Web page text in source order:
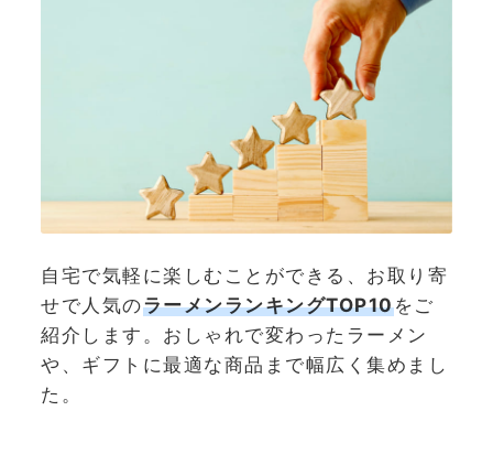
自宅で気軽に楽しむことができる、お取り寄
せで人気のラーメンランキングTOP10をご
紹介します。おしゃれで変わったラーメン
や、ギフトに最適な商品まで幅広く集めまし
た。